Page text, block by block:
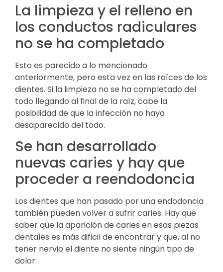
La limpieza y el relleno en
los conductos radiculares
no se ha completado
Esto es parecido a lo mencionado
anteriormente, pero esta vez en las raíces de los
dientes. Si la limpieza no se ha completado del
todo llegando al final de la raíz, cabe la
posibilidad de que la infección no haya
desaparecido del todo.
Se han desarrollado
nuevas caries y hay que
proceder a reendodoncia
Los dientes que han pasado por una endodoncia
también pueden volver a sufrir caries. Hay que
saber que la aparición de caries en esas piezas
dentales es más dificil de encontrar y que, al no
tener nervio el diente no siente ningún tipo de
dolor.